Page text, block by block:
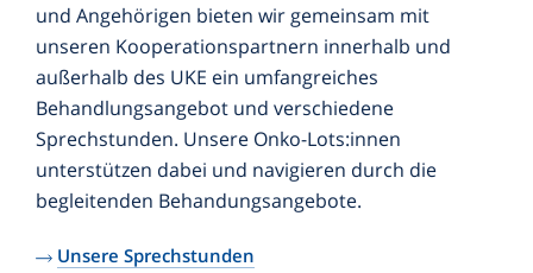
und Angehörigen bieten wir gemeinsam mit
unseren Kooperationspartnern innerhalb und
außerhalb des UKE ein umfangreiches
Behandlungsangebot und verschiedene
Sprechstunden. Unsere Onko-Lots:innen
unterstützen dabei und navigieren durch die
begleitenden Behandungsangebote.
Unsere Sprechstunden